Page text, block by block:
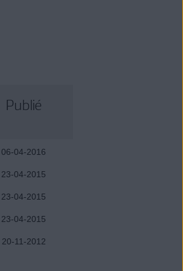
Publié
06-04-2016
23-04-2015
23-04-2015
23-04-2015
20-11-2012